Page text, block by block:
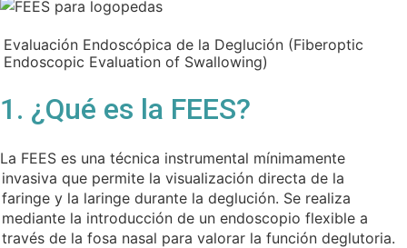
Evaluación Endoscópica de la Deglución (Fiberoptic
Endoscopic Evaluation of Swallowing)
1. ¿Qué es la FEES?
La FEES es una técnica instrumental mínimamente
invasiva que permite la visualización directa de la
faringe y la laringe durante la deglución. Se realiza
mediante la introducción de un endoscopio flexible a
través de la fosa nasal para valorar la función deglutoria.